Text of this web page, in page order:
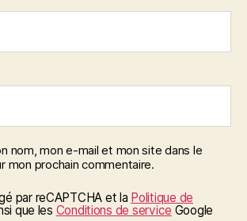
nom, mon e-mail et mon site dans le
mon prochain commentaire.
par reCAPTCHA et la Politique de
que les Conditions de service Google